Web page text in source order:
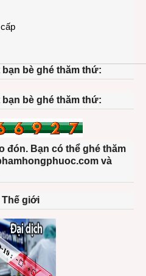
bè ghé thăm thứ:
bè ghé thăm thứ:
đón. Bạn có thể ghé thăm
và
Thế giới